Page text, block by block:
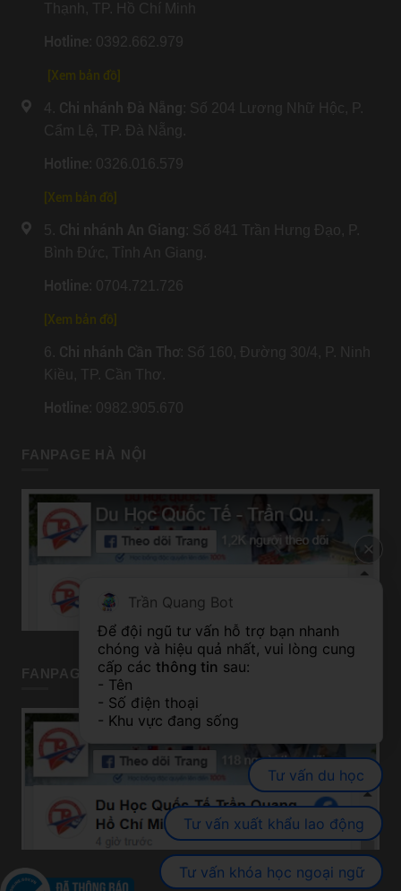
Thạnh, TP. Hồ Chí Minh
Hotline: 0392.662.979
[Xem bản đồ]
4. Chi nhánh Đà Nẵng: Số 204 Lương Nhữ Hộc, P.
Cẩm Lệ, TP. Đà Nẵng.
Hotline: 0326.016.579
Xem bản đồ
5. Chi nhánh An Giang: Số 841 Trần Hưng Đạo, P.
Bình Đức, Tỉnh An Giang.
Hotline: 0704.721.726
Xem bản đồ
6. Chi nhánh Cần Thơ: Số 160, Đường 30/4, P. Ninh
Kiều, TP. Cần Thơ.
Hotline: 0982.905.670
FANPAGE HÀ NỘI
FANPAGE TP HỒ CHÍ MINH
Trần Quang Bot
Để đội ngũ tư vấn hỗ trợ bạn nhanh
chóng và hiệu quả nhất, vui lòng cung
cấp các thông tin sau:
- Tên
- Số điện thoại
- Khu vực đang sống
Tư vấn du học
Tư vấn xuất khẩu lao động
Tư vấn khóa học ngoại ngữ